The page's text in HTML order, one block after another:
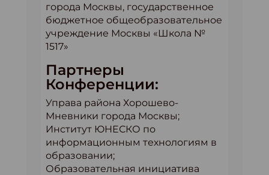
города Москвы, государственное
бюджетное общеобразовательное
учреждение Москвы «Школа №
1517»
Партнеры
Конференции:
Управа района Хорошево-
Мневники города Москвы;
Институт ЮНЕСКО по
информационным технологиям в
образовании;
Образовательная инициатива